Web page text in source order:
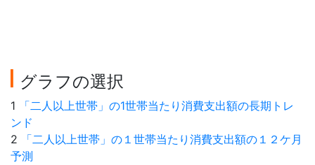
グラフの選択
1
「二人以上世帯」の1世帯当たり消費支出額の長期トレ
ンド
2
「二人以上世帯」の１世帯当たり消費支出額の１２ケ月
予測